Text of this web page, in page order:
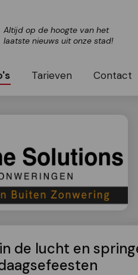
Altijd op de hoogte van het
laatste nieuws uit onze stad!
Tarieven Contact
de lucht en